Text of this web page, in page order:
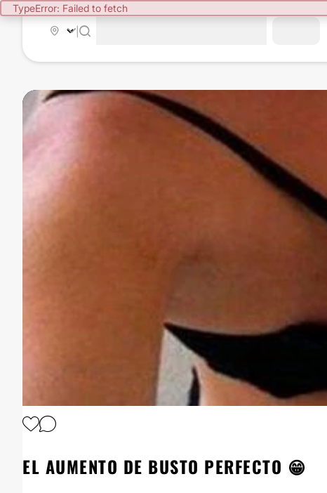
TypeError: Failed to fetch
EL AUMENTO DE BUSTO PERFECTO 😁